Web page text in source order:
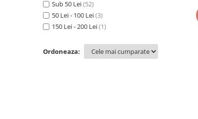
Stiinte umaniste
Sub 50 Lei(52)
50 Lei - 100 Lei(3)
150 Lei - 200 Lei(1)
Ordoneaza: